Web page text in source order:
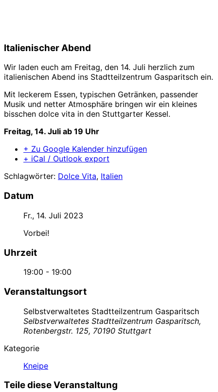
Italienischer Abend
Wir laden euch am Freitag, den 14. Juli herzlich zum
italienischen Abend ins Stadtteilzentrum Gasparitsch ein.
Mit leckerem Essen, typischen Getränken, passender
Musik und netter Atmosphäre bringen wir ein kleines
bisschen dolce vita in den Stuttgarter Kessel.
Freitag, 14. Juli ab 19 Uhr
+ Zu Google Kalender hinzufügen
+ iCal / Outlook export
Schlagwörter: Dolce Vita, Italien
Datum
Fr., 14. Juli 2023
Vorbei!
Uhrzeit
19:00 - 19:00
Veranstaltungsort
Selbstverwaltetes Stadtteilzentrum Gasparitsch
Selbstverwaltetes Stadtteilzentrum Gasparitsch,
Rotenbergstr. 125, 70190 Stuttgart
Kategorie
Kneipe
Teile diese Veranstaltung